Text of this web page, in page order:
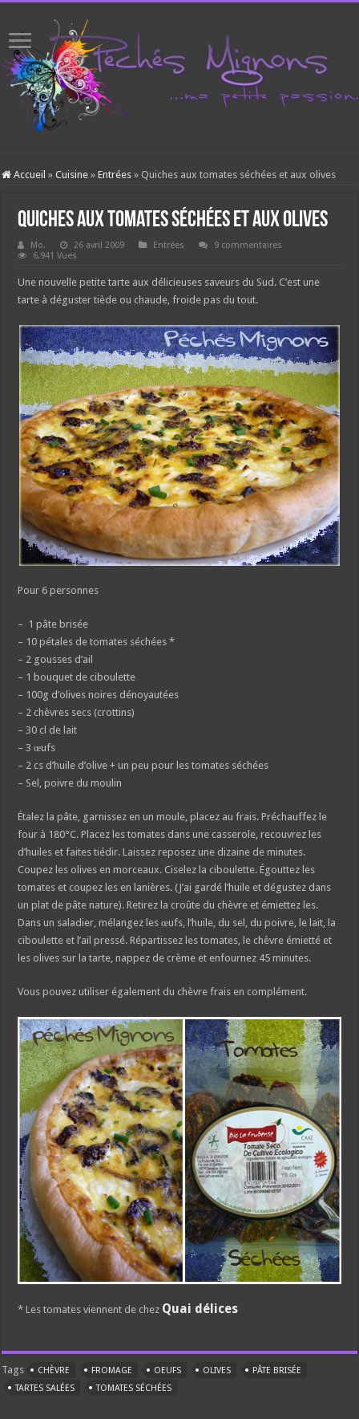
Accueil » Cuisine » Entrées » Quiches aux tomates séchées et aux olives
Quiches aux tomates séchées et aux olives
Mo. 26 avril 2009 Entrées
9 commentaires
6,941 Vues
Une nouvelle petite tarte aux délicieuses saveurs du Sud. C’est une
tarte à déguster tiède ou chaude, froide pas du tout.
Pour 6 personnes
– 1 pâte brisée
– 10 pétales de tomates séchées *
– 2 gousses d’ail
– 1 bouquet de ciboulette
– 100g d’olives noires dénoyautées
– 2 chèvres secs (crottins)
– 30 cl de lait
– 3 œufs
– 2 cs d’huile d’olive + un peu pour les tomates séchées
– Sel, poivre du moulin
Étalez la pâte, garnissez en un moule, placez au frais. Préchauffez le
four à 180°C. Placez les tomates dans une casserole, recouvrez les
d’huiles et faites tiédir. Laissez reposez une dizaine de minutes.
Coupez les olives en morceaux. Ciselez la ciboulette. Égouttez les
tomates et coupez les en lanières. (J’ai gardé l’huile et dégustez dans
un plat de pâte nature). Retirez la croûte du chèvre et émiettez les.
Dans un saladier, mélangez les œufs, l’huile, du sel, du poivre, le lait, la
ciboulette et l’ail pressé. Répartissez les tomates, le chèvre émietté et
les olives sur la tarte, nappez de crème et enfournez 45 minutes.
Vous pouvez utiliser également du chèvre frais en complément.
* Les tomates viennent de chez Quai délices
Tags CHÈVRE FROMAGE OEUFS OLIVES
PÂTE BRISÉE
TARTES SALÉES
TOMATES SÉCHÉES